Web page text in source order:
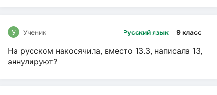
Русский язык 9 класс
У Ученик
На русском накосячила, вместо 13.3, написала 13,
аннулируют?